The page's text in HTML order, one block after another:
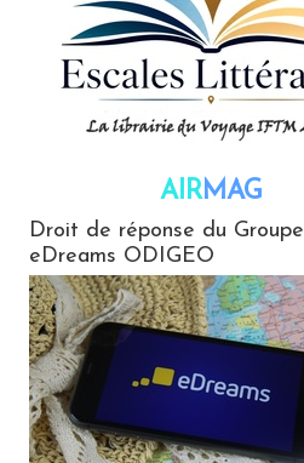
AIRMAG
Droit de réponse du Groupe
eDreams ODIGEO